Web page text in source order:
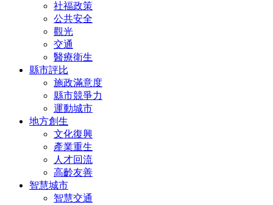
社福政策
公共安全
觀光
交通
醫療衛生
縣市評比
施政滿意度
縣市競爭力
運動城市
地方創生
文化復興
產業重生
人才回流
高齡友善
智慧城市
智慧交通